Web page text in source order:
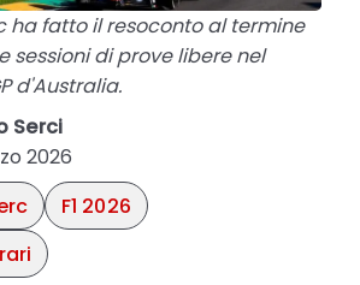
ha fatto il resoconto al termine
sessioni di prove libere nel
d'Australia.
Serci
2026
F1 2026